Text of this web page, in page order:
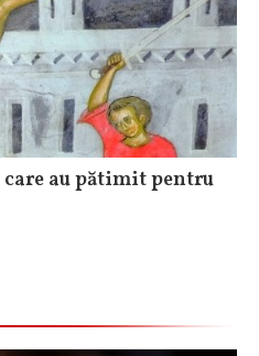
care au pătimit pentru